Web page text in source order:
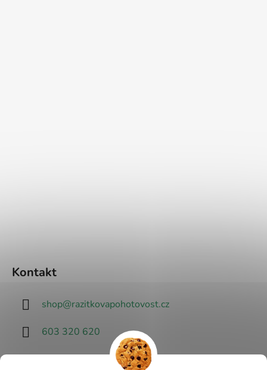
Kontakt
shop@razitkovapohotovost.cz
603 320 620